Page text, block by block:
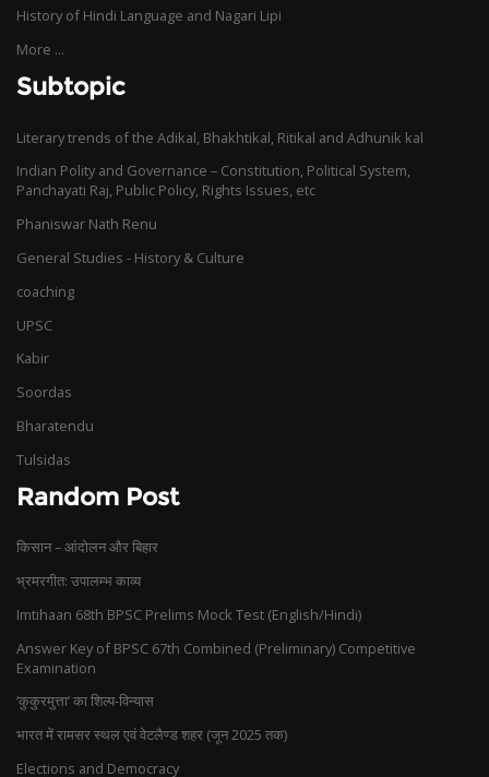
History of Hindi Language and Nagari Lipi
More ...
Subtopic
Literary trends of the Adikal, Bhakhtikal, Ritikal and Adhunik kal
Indian Polity and Governance – Constitution, Political System,
Panchayati Raj, Public Policy, Rights Issues, etc
Phaniswar Nath Renu
General Studies - History & Culture
coaching
UPSC
Kabir
Soordas
Bharatendu
Tulsidas
Random Post
किसान – आंदोलन और बिहार
भ्रमरगीत: उपालम्भ काव्य
Imtihaan 68th BPSC Prelims Mock Test (English/Hindi)
Answer Key of BPSC 67th Combined (Preliminary) Competitive
Examination
‘कुकुरमुत्ता’ का शिल्प-विन्यास
भारत में रामसर स्थल एवं वेटलैण्ड शहर (जून 2025 तक)
Elections and Democracy